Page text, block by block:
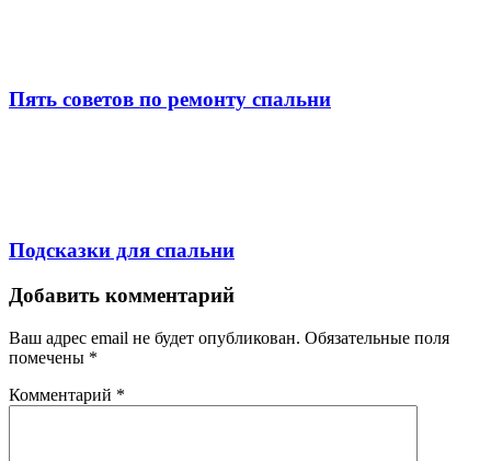
Пять советов по ремонту спальни
Подсказки для спальни
Добавить комментарий
Ваш адрес email не будет опубликован. Обязательные поля
помечены *
Комментарий *